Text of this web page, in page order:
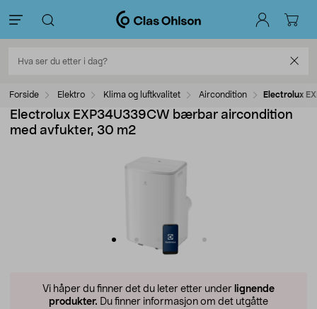
Forside Elektro Klima og luftkvalitet Aircondition Electrolux
Electrolux EXP34U339CW bærbar aircondition
med avfukter, 30 m2
Vi håper du finner det du leter etter under lignende
produkter. Du finner informasjon om det utgåtte